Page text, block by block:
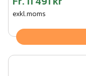
exkl.moms